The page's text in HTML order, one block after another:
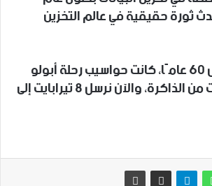
ثورة حقيقية في عالم التخزين
يقول ستوت: “قبل 60 عامًا، كانت حواسيب رحلة أبولو
تعمل بـ 2 كيلوبايت من الذاكرة، والآن نرسل 8 تيرابايت إلى